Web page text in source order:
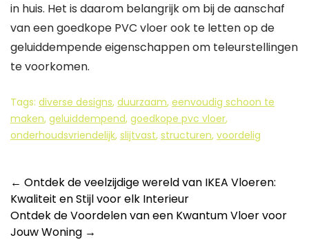
in huis. Het is daarom belangrijk om bij de aanschaf
van een goedkope PVC vloer ook te letten op de
geluiddempende eigenschappen om teleurstellingen
te voorkomen.
Tags: diverse designs, duurzaam, eenvoudig schoon te
maken, geluiddempend, goedkope pvc vloer,
onderhoudsvriendelijk, slijtvast, structuren, voordelig
Berichtnavigatie
← Ontdek de veelzijdige wereld van IKEA Vloeren:
Kwaliteit en Stijl voor elk Interieur
Ontdek de Voordelen van een Kwantum Vloer voor
Jouw Woning →